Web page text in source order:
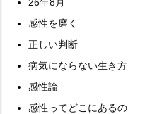
感性を磨く
正しい判断
病気にならない生き方
感性論
感性ってどこにあるの